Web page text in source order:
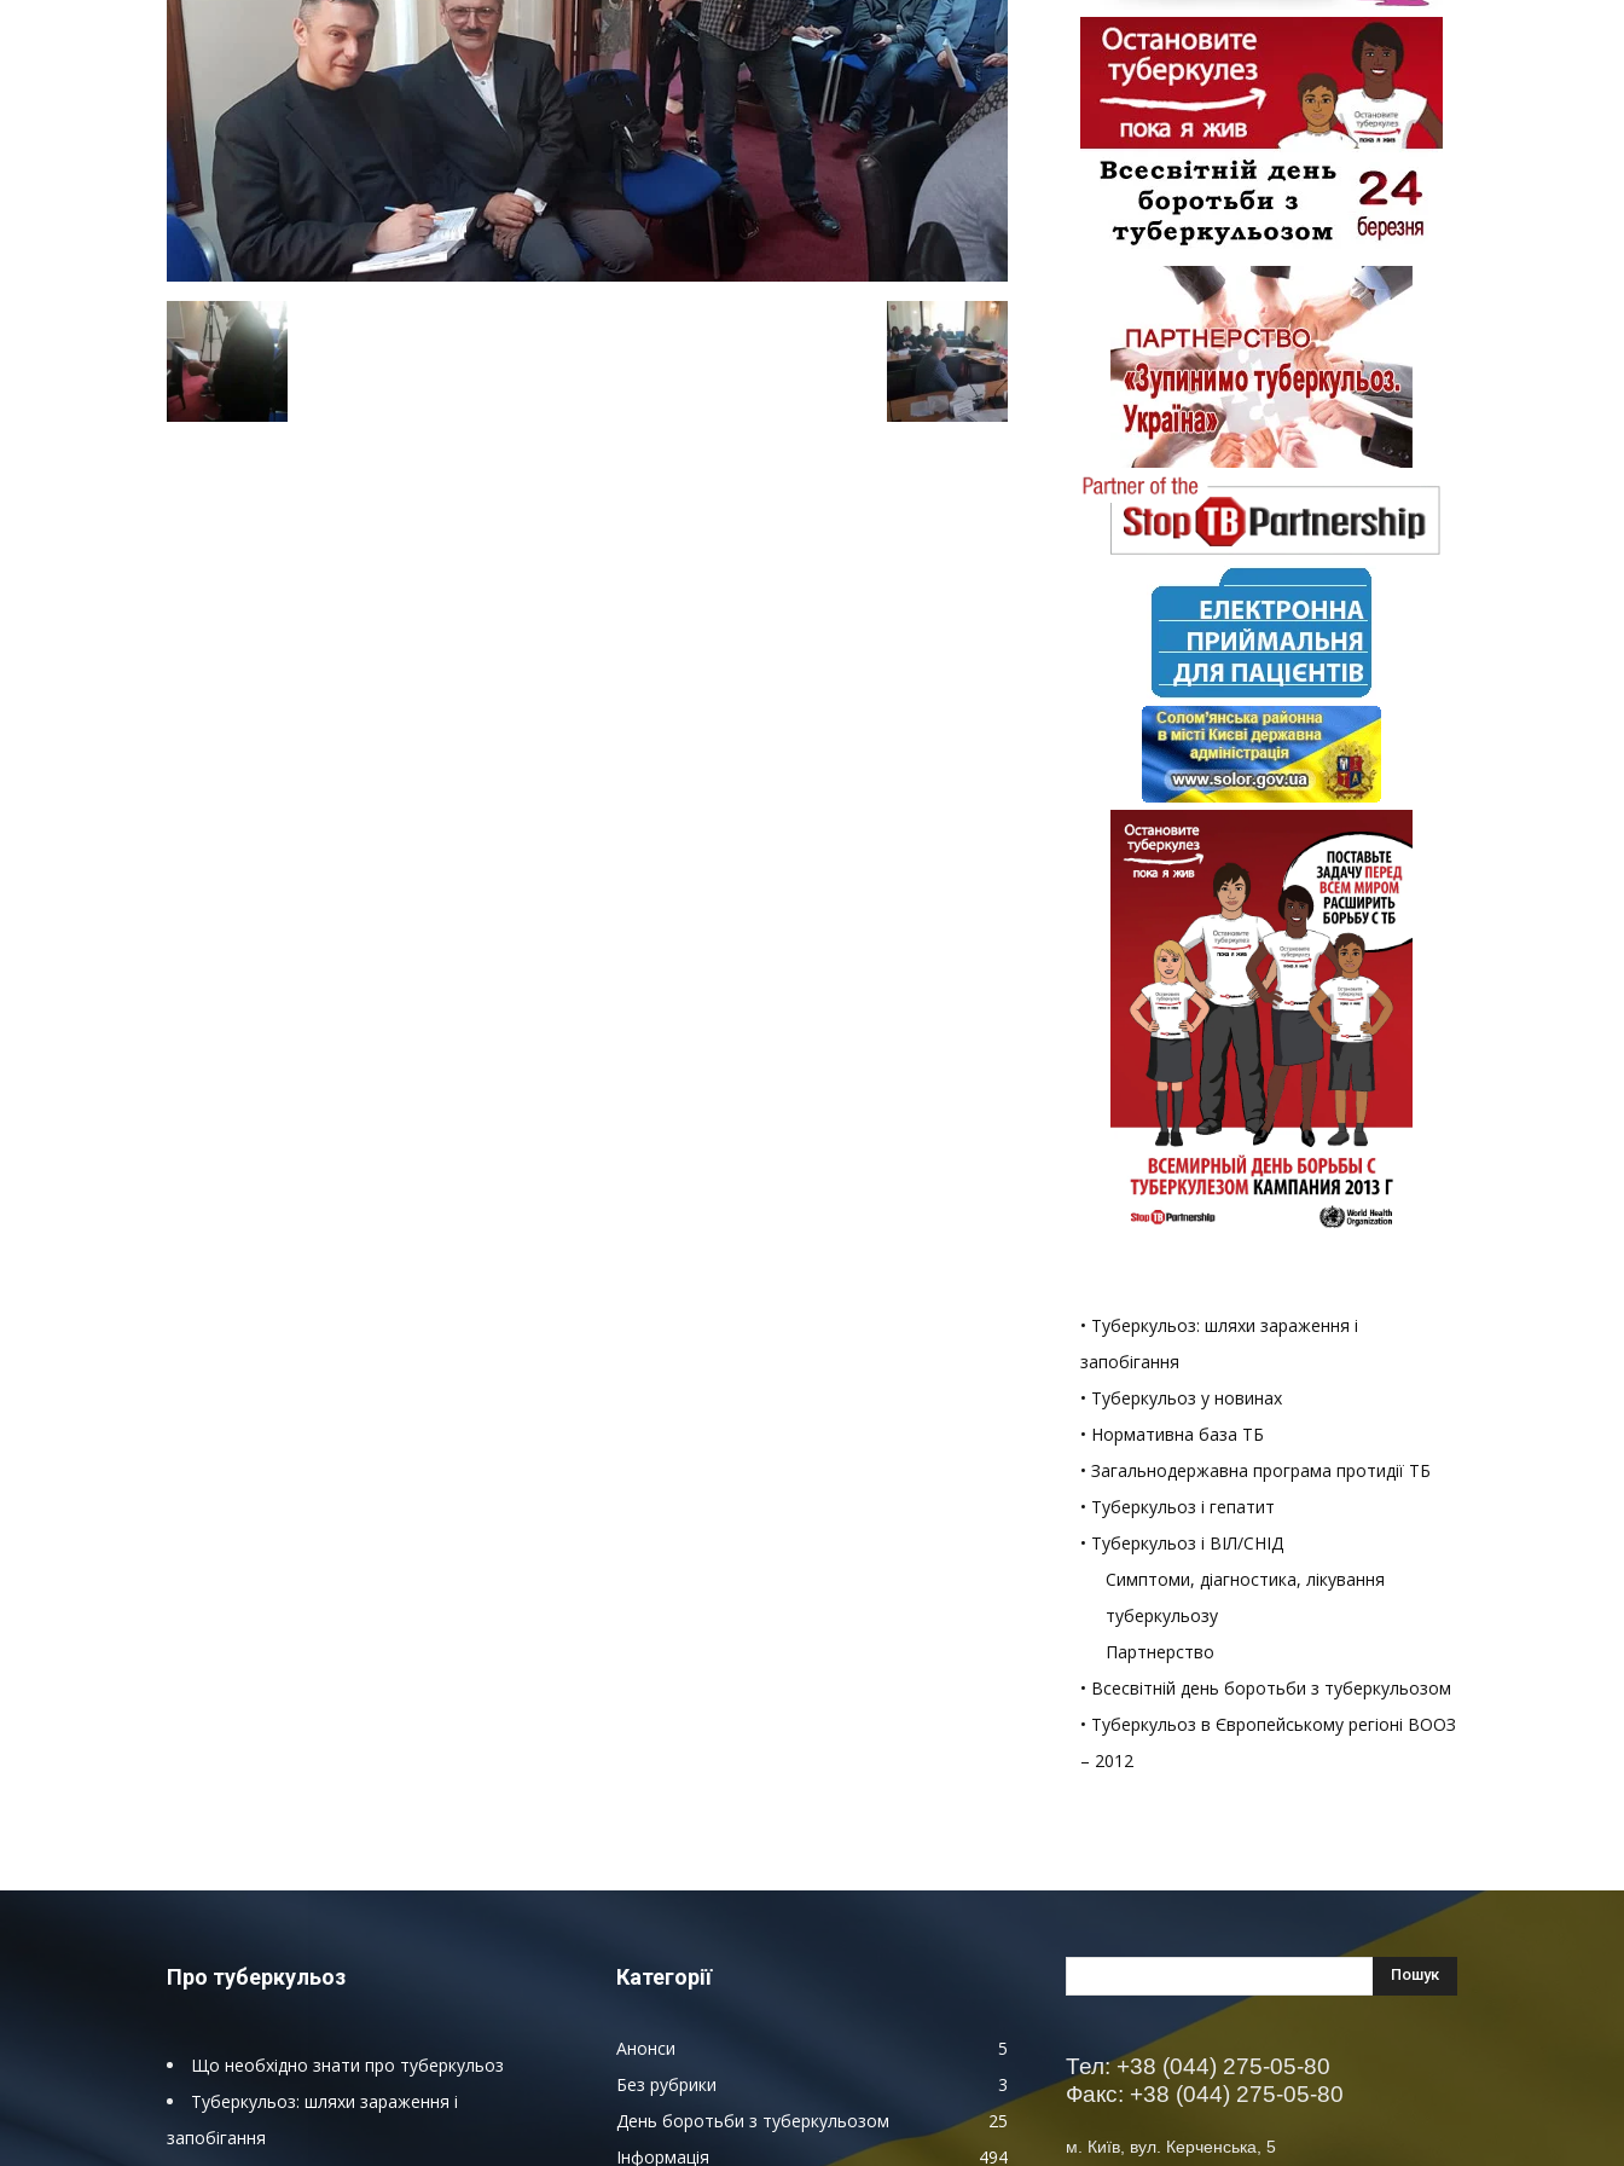
• Туберкульоз: шляхи зараження і
запобігання
• Туберкульоз у новинах
• Нормативна база ТБ
• Загальнодержавна програма протидії ТБ
• Туберкульоз і гепатит
• Туберкульоз і ВІЛ/СНІД
Симптоми, діагностика, лікування
туберкульозу
Партнерство
• Всесвітній день боротьби з туберкульозом
• Туберкульоз в Європейському регіоні ВООЗ
– 2012
Про туберкульоз
Що необхідно знати про туберкульоз
Туберкульоз: шляхи зараження і
запобігання
Категорії
Анонси
5
Без рубрики
3
День боротьби з туберкульозом
25
Інформація
494
Тел: +38 (044) 275-05-80
Факс: +38 (044) 275-05-80
м. Київ, вул. Керченська, 5